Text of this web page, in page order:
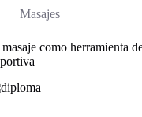
Masajes
como herramienta